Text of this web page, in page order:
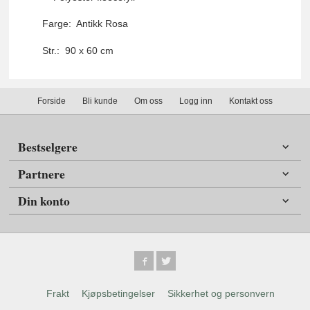
Farge: Antikk Rosa
Str.: 90 x 60 cm
Forside Bli kunde Om oss Logg inn Kontakt oss
Bestselgere
Partnere
Din konto
Frakt Kjøpsbetingelser Sikkerhet og personvern